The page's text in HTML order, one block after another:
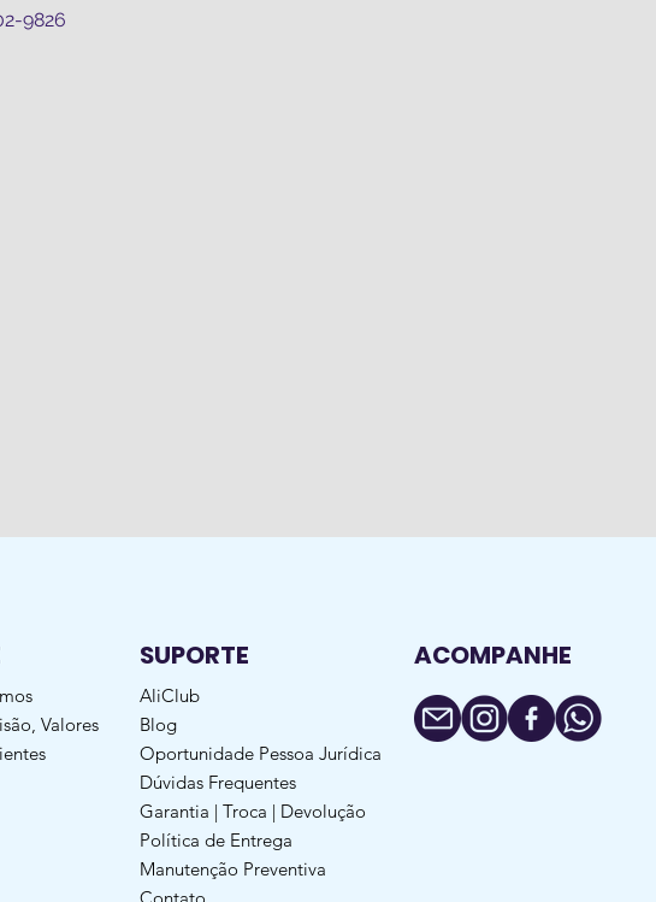
9826
Valores
SUPORTE
AliClub
Blog
Oportunidade Pessoa Jurídica
Dúvidas Frequentes
Garantia | Troca | Devolução
Política de Entrega
Manutenção Preventiva
Contato
ACOMPANHE